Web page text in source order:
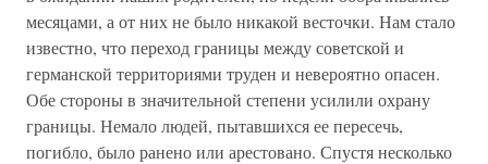
месяцами, а от них не было никакой весточки. Нам стало
известно, что переход границы между советской и
германской территориями труден и невероятно опасен.
Обе стороны в значительной степени усилили охрану
границы. Немало людей, пытавшихся ее пересечь,
погибло, было ранено или арестовано. Спустя несколько